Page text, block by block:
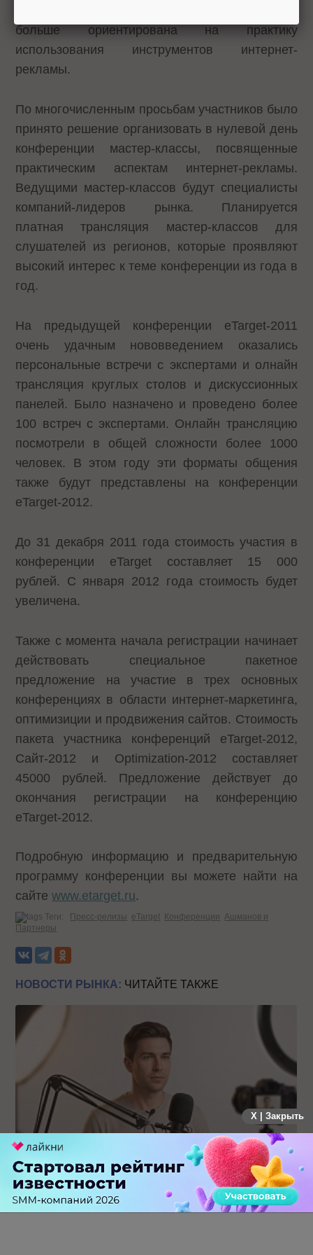
больше ориентирована на практику
использования инструментов интернет-
рекламы.
По многочисленным просьбам участников было
принято решение организовать в нулевой день
конференции мастер-классы, посвященные
практическим аспектам интернет-рекламы.
Ведущими мастер-классов будут специалисты
компаний-лидеров рынка. Планируется
платная трансляция мастер-классов для
слушателей из регионов, которые проявляют
высокий интерес к теме конференции из года в
год.
На предыдущей конференции eTarget-2011
очень удачным нововведением оказались
персональные встречи с экспертами и олнайн
трансляция круглых столов и дискуссионных
панелей. Было назначено и проведено более
100 встреч с экспертами. Онлайн трансляцию
посмотрели в общей сложности более 1000
человек. В этом году эти форматы общения
также будут представлены на конференции
eTarget-2012.
До 31 декабря 2011 года стоимость участия в
конференции eTarget составляет 15 000
рублей. С января 2012 года стоимость будет
увеличена.
Также с момента начала регистрации начинает
действовать специальное пакетное
предложение на участие в трех основных
конференциях в области интернет-маркетинга,
оптимизиции и продвижения сайтов. Стоимость
пакета участника конференций eTarget-2012,
Сайт-2012 и Optimization-2012 составляет
45000 рублей. Предложение действует до
окончания регистрации на конференцию
eTarget-2012.
Подробную информацию и предварительную
программу конференции вы можете найти на
сайтеwww.etarget.ru.
Теги: Пресс-релизы eTarget Конференции Ашманов и
Партнеры
НОВОСТИ РЫНКА: ЧИТАЙТЕ ТАКЖЕ
Российский рынок инфлюенс-маркетинга вошел в фазу
стагнации после нескольких лет роста
X | Закрыть